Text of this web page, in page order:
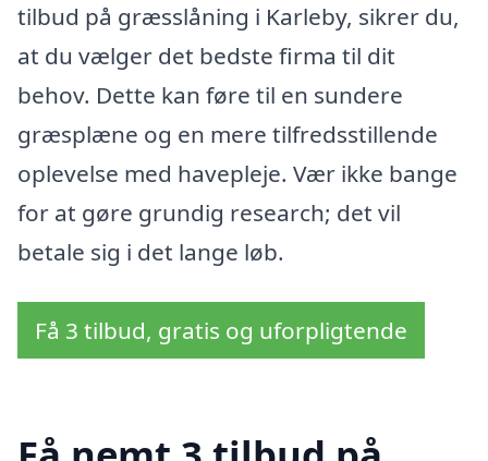
tilbud på græsslåning i Karleby, sikrer du,
at du vælger det bedste firma til dit
behov. Dette kan føre til en sundere
græsplæne og en mere tilfredsstillende
oplevelse med havepleje. Vær ikke bange
for at gøre grundig research; det vil
betale sig i det lange løb.
Få 3 tilbud, gratis og uforpligtende